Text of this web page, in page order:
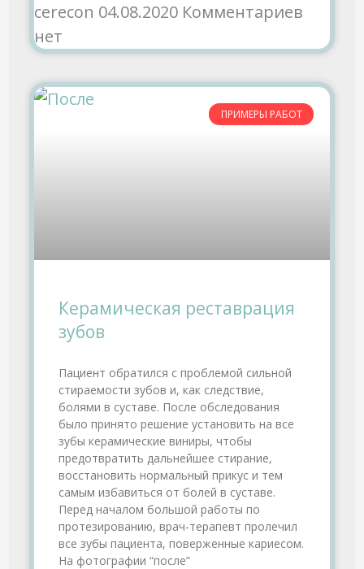
cerecon 04.08.2020 Комментариев
нет
ПРИМЕРЫ РАБОТ
Керамическая реставрация
зубов
Пациент обратился с проблемой сильной
стираемости зубов и, как следствие,
болями в суставе. После обследования
было принято решение установить на все
зубы керамические виниры, чтобы
предотвратить дальнейшее стирание,
восстановить нормальный прикус и тем
самым избавиться от болей в суставе.
Перед началом большой работы по
протезированию, врач-терапевт пролечил
все зубы пациента, поверженные кариесом.
На фотографии “после”